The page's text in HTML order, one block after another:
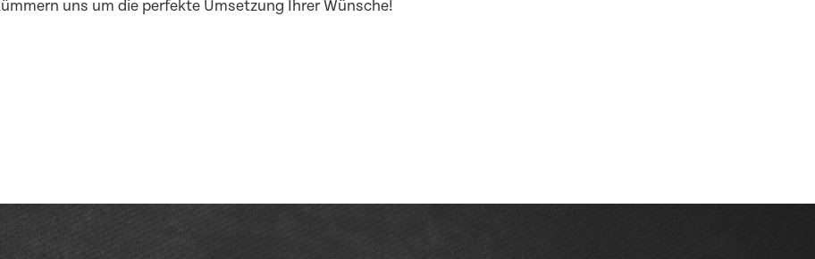
uns um die perfekte Umsetzung Ihrer Wünsche!